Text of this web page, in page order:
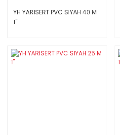
YH YARISERT PVC SIYAH 40 M
1''